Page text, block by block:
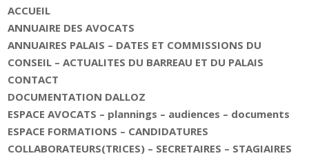
ACCUEIL
ANNUAIRE DES AVOCATS
ANNUAIRES PALAIS – DATES ET COMMISSIONS DU
CONSEIL – ACTUALITES DU BARREAU ET DU PALAIS
CONTACT
DOCUMENTATION DALLOZ
ESPACE AVOCATS – plannings – audiences – documents
ESPACE FORMATIONS – CANDIDATURES
COLLABORATEURS(TRICES) – SECRETAIRES – STAGIAIRES